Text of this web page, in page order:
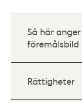
Så här
föremålsbild
Rättigheter